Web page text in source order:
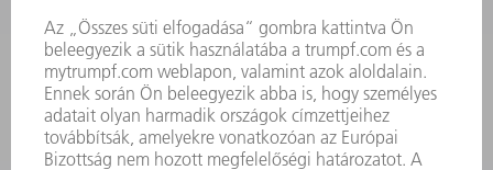
Szerszám
3628576045
08.00 - 16.30
szerszam@hu.trumpf.com
KAPCSOLAT
Alkatrész